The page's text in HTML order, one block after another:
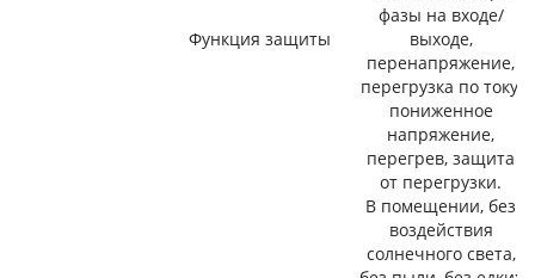
Функция защиты
фазы на входе/
выходе,
перенапряжение,
перегрузка по току,
пониженное
напряжение,
перегрев, защита
от перегрузки.
В помещении, без
воздействия
солнечного света,